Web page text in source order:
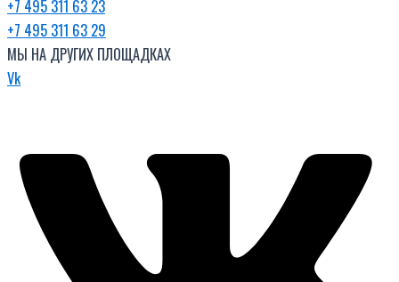
+7 495 311 63 23
+7 495 311 63 29
МЫ НА ДРУГИХ ПЛОЩАДКАХ
Vk